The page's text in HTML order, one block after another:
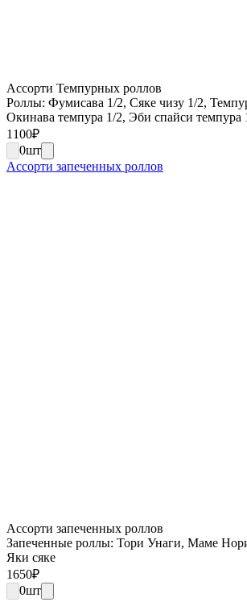
Ассорти Темпурных роллов
Роллы: Фумисава 1/2, Сяке чизу 1/2,
Окинава темпура 1/2, Эби спайси темпура
1100₽
0шт
Ассорти запеченных роллов
Ассорти запеченных роллов
Запеченные роллы: Тори Унаги, Маме
Яки сяке
1650₽
0шт